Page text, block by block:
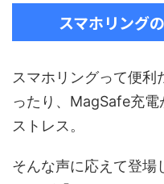
スマホリング
スマホリングって便利
ったり、MagSafe充
ストレス。
そんな声に応えて登場